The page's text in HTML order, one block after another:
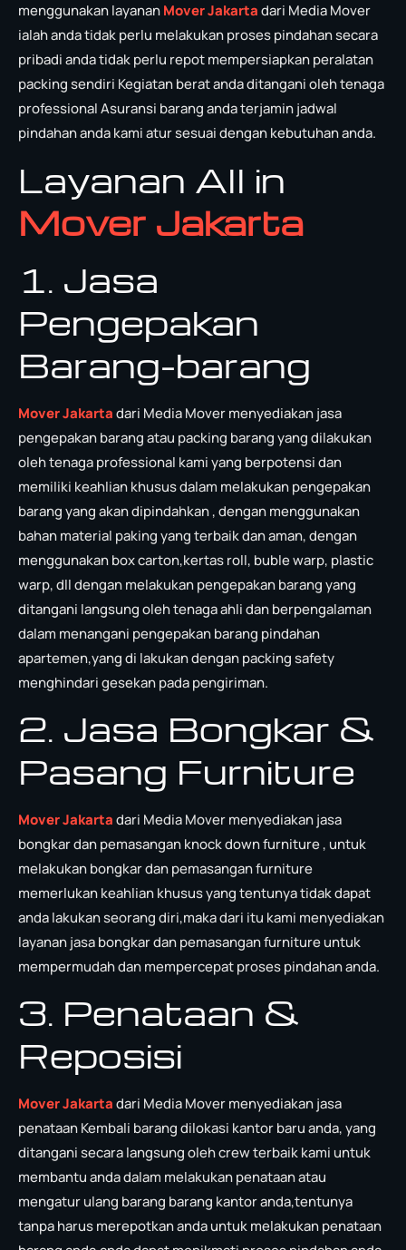
menggunakan layananMover Jakartadari Media Mover
ialah anda tidak perlu melakukan proses pindahan secara
pribadi anda tidak perlu repot mempersiapkan peralatan
packing sendiri Kegiatan berat anda ditangani oleh tenaga
professional Asuransi barang anda terjamin jadwal
pindahan anda kami atur sesuai dengan kebutuhan anda.
Layanan All in
Mover Jakarta
1. Jasa
Pengepakan
Barang-barang
Mover Jakartadari Media Mover menyediakan jasa
pengepakan barang atau packing barang yang dilakukan
oleh tenaga professional kami yang berpotensi dan
memiliki keahlian khusus dalam melakukan pengepakan
barang yang akan dipindahkan , dengan menggunakan
bahan material paking yang terbaik dan aman, dengan
menggunakan box carton,kertas roll, buble warp, plastic
warp, dll dengan melakukan pengepakan barang yang
ditangani langsung oleh tenaga ahli dan berpengalaman
dalam menangani pengepakan barang pindahan
apartemen,yang di lakukan dengan packing safety
menghindari gesekan pada pengiriman.
2. Jasa Bongkar &
Pasang Furniture
Mover Jakartadari Media Mover menyediakan jasa
bongkar dan pemasangan knock down furniture , untuk
melakukan bongkar dan pemasangan furniture
memerlukan keahlian khusus yang tentunya tidak dapat
anda lakukan seorang diri,maka dari itu kami menyediakan
layanan jasa bongkar dan pemasangan furniture untuk
mempermudah dan mempercepat proses pindahan anda.
3. Penataan &
Reposisi
Mover Jakartadari Media Mover menyediakan jasa
penataan Kembali barang dilokasi kantor baru anda, yang
ditangani secara langsung oleh crew terbaik kami untuk
membantu anda dalam melakukan penataan atau
mengatur ulang barang barang kantor anda,tentunya
tanpa harus merepotkan anda untuk melakukan penataan